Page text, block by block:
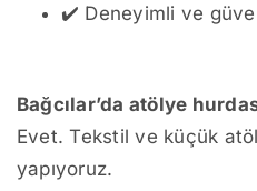
✔️ Deneyimli ve
Bağcılar’da atölye
Evet. Tekstil ve küçük
yapıyoruz.